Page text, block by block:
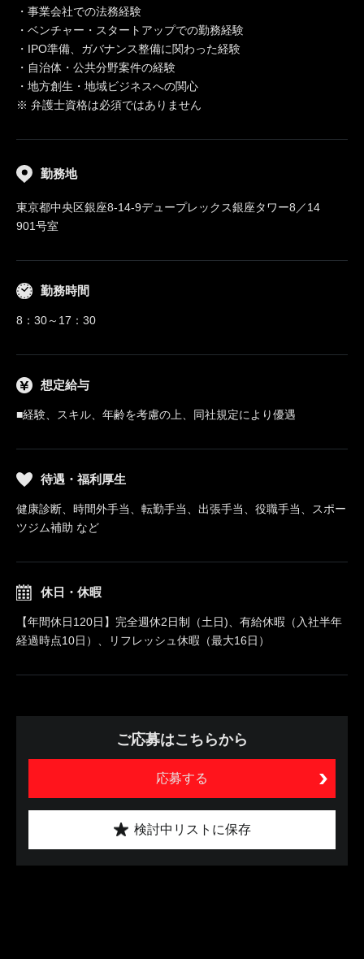
・事業会社での法務経験
・ベンチャー・スタートアップでの勤務経験
・IPO準備、ガバナンス整備に関わった経験
・自治体・公共分野案件の経験
・地方創生・地域ビジネスへの関心
※ 弁護士資格は必須ではありません
勤務地
東京都中央区銀座8-14-9デュープレックス銀座タワー8／14
901号室
勤務時間
8：30～17：30
想定給与
■経験、スキル、年齢を考慮の上、同社規定により優遇
待遇・福利厚生
健康診断、時間外手当、転勤手当、出張手当、役職手当、スポー
ツジム補助 など
休日・休暇
【年間休日120日】完全週休2日制（土日)、有給休暇（入社半年
経過時点10日）、リフレッシュ休暇（最大16日）
ご応募はこちらから
応募する
検討中リストに保存